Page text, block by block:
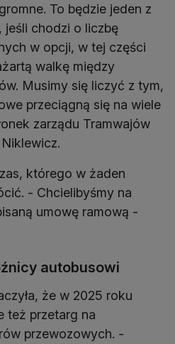
To będzie jeden z
jeśli chodzi o liczbę
w opcji, w tej części
walkę między
Musimy się liczyć z tym,
przeciągną się na wiele
zarządu Tramwajów
którego w żaden
- Chcielibyśmy na
umowę ramową -
autobusowi
że w 2025 roku
też przetarg na
przewozowych. -